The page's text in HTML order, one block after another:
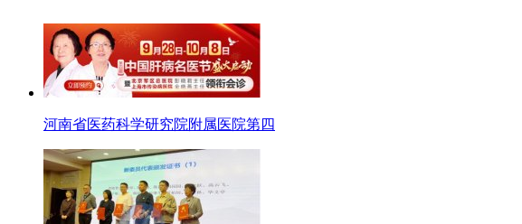
河南省医药科学研究院附属医院第四